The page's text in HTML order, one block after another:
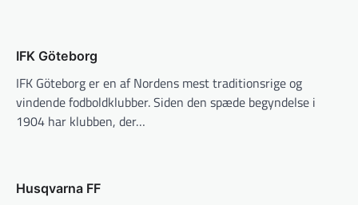
IFK Göteborg
IFK Göteborg er en af Nordens mest traditionsrige og
vindende fodboldklubber. Siden den spæde begyndelse i
1904 har klubben, der…
Husqvarna FF